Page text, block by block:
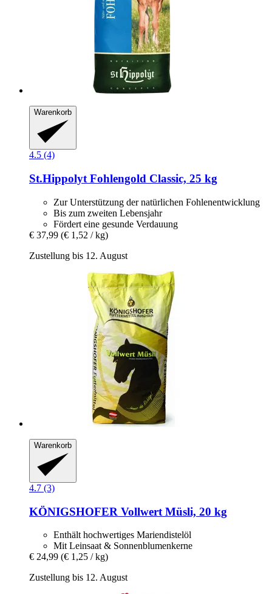
Warenkorb
4.5 (4)
St.Hippolyt Fohlengold Classic, 25 kg
Zur Unterstützung der natürlichen Fohlenentwicklung
Bis zum zweiten Lebensjahr
Fördert eine gesunde Verdauung
€ 37,99 (€ 1,52 / kg)
Zustellung bis 12. August
Warenkorb
4.7 (3)
KÖNIGSHOFER Vollwert Müsli, 20 kg
Enthält hochwertiges Mariendistelöl
Mit Leinsaat & Sonnenblumenkerne
€ 24,99 (€ 1,25 / kg)
Zustellung bis 12. August